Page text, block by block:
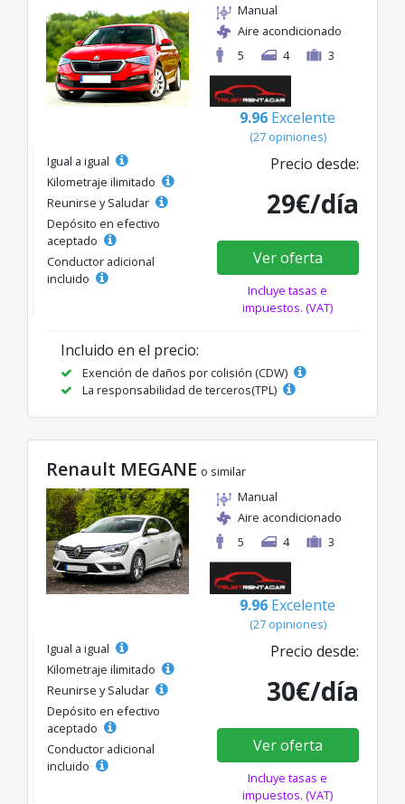
Manual
Aire acondicionado
5
4 3
9.96 Excelente
(27 opiniones)
Igual a igual
Kilometraje ilimitado
Reunirse y Saludar
Depósito en efectivo
aceptado
Conductor adicional
incluido
Precio desde:
29€/día
Ver oferta
Incluye tasas e
impuestos. (VAT)
Incluido en el precio:
Exención de daños por colisión (CDW)
La responsabilidad de terceros(TPL)
Renault MEGANE o similar
Manual
Aire acondicionado
5
4 3
9.96 Excelente
(27 opiniones)
Igual a igual
Kilometraje ilimitado
Reunirse y Saludar
Depósito en efectivo
aceptado
Conductor adicional
incluido
Precio desde:
30€/día
Ver oferta
Incluye tasas e
impuestos. (VAT)